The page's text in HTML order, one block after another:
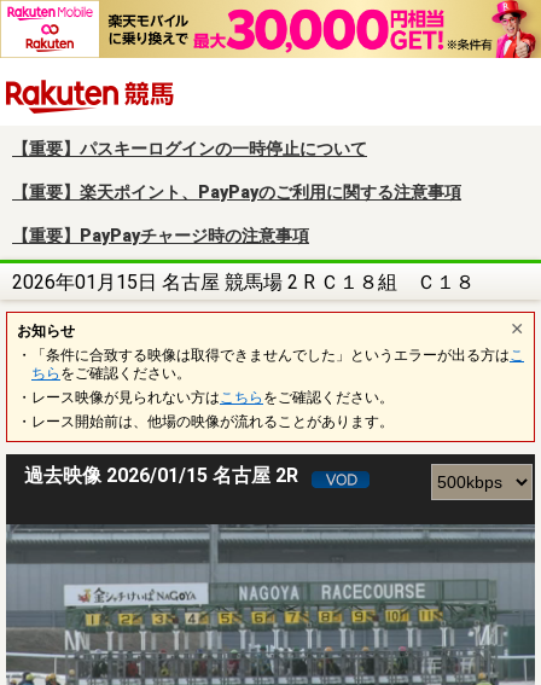
【重要】パスキーログインの一時停止について
【重要】楽天ポイント、PayPayのご利用に関する注意事項
【重要】PayPayチャージ時の注意事項
2026年01月15日 名古屋 競馬場 2 R Ｃ１８組 Ｃ１８
お知らせ
・「条件に合致する映像は取得できませんでした」というエラーが出る方は こ
ちら をご確認ください。
・レース映像が見られない方は こちら をご確認ください。
・レース開始前は、他場の映像が流れることがあります。
過去映像 2026/01/15 名古屋 2R